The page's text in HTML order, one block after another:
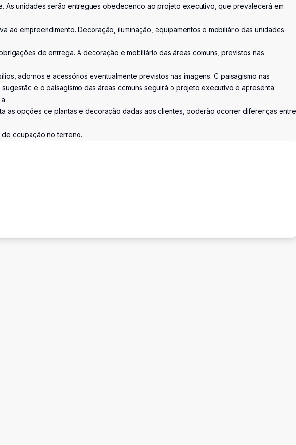
As unidades serão entregues obedecendo ao projeto executivo, que prevalecerá em
ao empreendimento. Decoração, iluminação, equipamentos e mobiliário das unidades
de entrega. A decoração e mobiliário das áreas comuns, previstos nas
adornos e acessórios eventualmente previstos nas imagens. O paisagismo nas
e o paisagismo das áreas comuns seguirá o projeto executivo e apresenta
as opções de plantas e decoração dadas aos clientes, poderão ocorrer diferenças entre
ocupação no terreno.